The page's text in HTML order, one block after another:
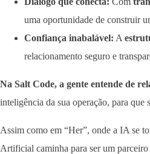
uma oportunidade de construir
Confiança inabalável: A
relacionamento seguro e
Na Salt Code, a gente entende de
inteligência da sua operação, para que
Assim como em “Her”, onde a IA se
Artificial caminha para ser um